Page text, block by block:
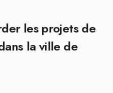
les projets de
la ville de